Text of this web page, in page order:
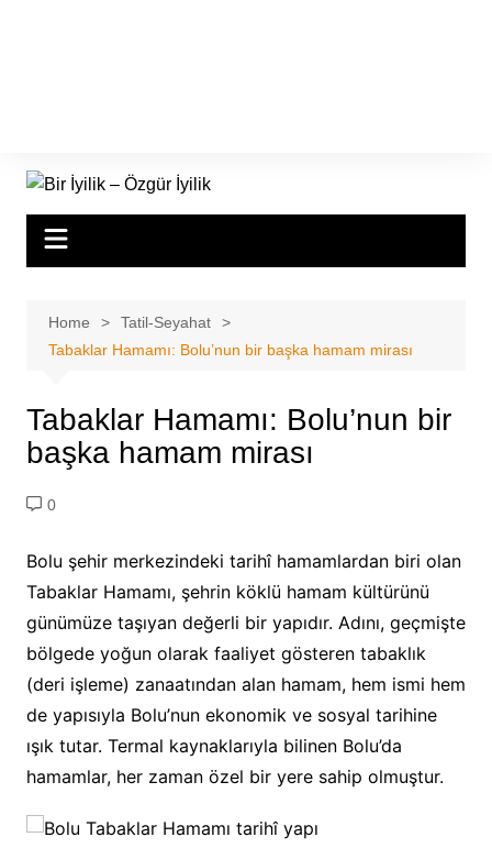
Home
Tatil-Seyahat
Tabaklar Hamamı: Bolu’nun bir başka hamam mirası
Tabaklar Hamamı: Bolu’nun bir
başka hamam mirası
0
Bolu şehir merkezindeki tarihî hamamlardan biri olan
Tabaklar Hamamı, şehrin köklü hamam kültürünü
günümüze taşıyan değerli bir yapıdır. Adını, geçmişte
bölgede yoğun olarak faaliyet gösteren tabaklık
(deri işleme) zanaatından alan hamam, hem ismi hem
de yapısıyla Bolu’nun ekonomik ve sosyal tarihine
ışık tutar. Termal kaynaklarıyla bilinen Bolu’da
hamamlar, her zaman özel bir yere sahip olmuştur.